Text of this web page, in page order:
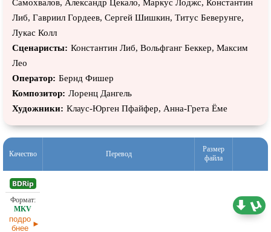
Самохвалов, Александр Цекало, Маркус Лоджс, Константин
Либ, Гавриил Гордеев, Сергей Шишкин, Титус Беверунге,
Лукас Колл
Сценаристы: Константин Либ, Вольфганг Беккер, Максим
Лео
Оператор: Бернд Фишер
Композитор: Лоренц Дангель
Художники: Клаус-Юрген Пфайфер, Анна-Грета Ёме
Качество Перевод
Размер
файла
подро
бнее